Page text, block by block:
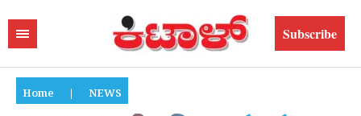
Subscribe
Home | NEWS